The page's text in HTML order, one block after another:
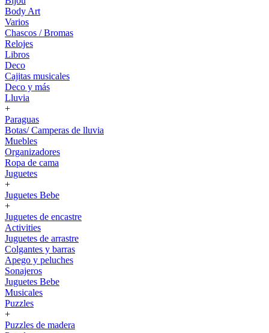
Body Art
Varios
Chascos / Bromas
Relojes
Libros
Deco
Cajitas musicales
Deco y más
Lluvia
+
Paraguas
Botas/ Camperas de lluvia
Muebles
Organizadores
Ropa de cama
Juguetes
+
Juguetes Bebe
+
Juguetes de encastre
Activities
Juguetes de arrastre
Colgantes y barras
Apego y peluches
Sonajeros
Juguetes Bebe
Musicales
Puzzles
+
Puzzles de madera